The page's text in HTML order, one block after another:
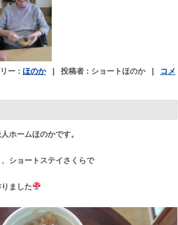
ー : ほのか | 投稿者 : ショートほのか |
コメ
ホームほのかです。
ショートステイさくらで
ました